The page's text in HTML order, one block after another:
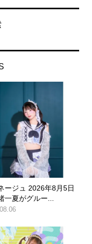
ージュ 2026年8月5日
一夏がグルー...